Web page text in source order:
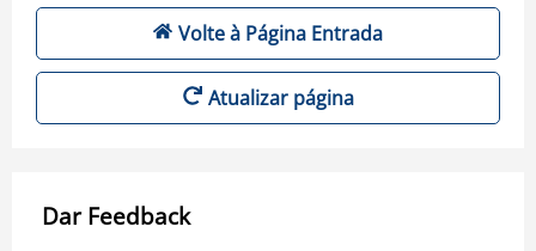
Volte à Página Entrada
Atualizar página
Dar Feedback